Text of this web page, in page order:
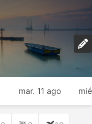
mar. 11 ago